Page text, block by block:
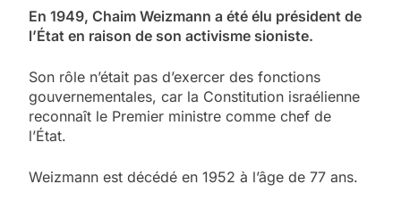
En 1949, Chaim Weizmann a été élu président de
l’État en raison de son activisme sioniste.
Son rôle n’était pas d’exercer des fonctions
gouvernementales, car la Constitution israélienne
reconnaît le Premier ministre comme chef de
l’État.
Weizmann est décédé en 1952 à l’âge de 77 ans.